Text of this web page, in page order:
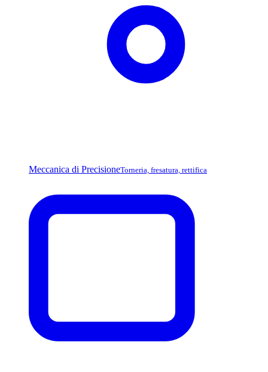
Meccanica di PrecisioneTorneria, fresatura, rettifica